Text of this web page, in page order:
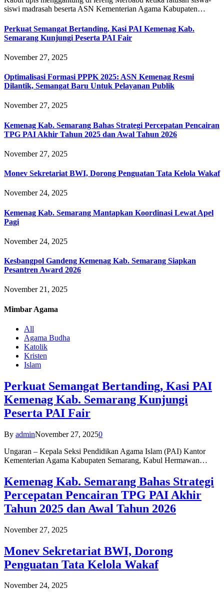
siswi madrasah beserta ASN Kementerian Agama Kabupaten…
Perkuat Semangat Bertanding, Kasi PAI Kemenag Kab.
Semarang Kunjungi Peserta PAI Fair
November 27, 2025
Optimalisasi Formasi PPPK 2025: ASN Kemenag Resmi
Dilantik, Semangat Baru Untuk Pelayanan Publik
November 27, 2025
Kemenag Kab. Semarang Bahas Strategi Percepatan Pencairan
TPG PAI Akhir Tahun 2025 dan Awal Tahun 2026
November 27, 2025
Monev Sekretariat BWI, Dorong Penguatan Tata Kelola Wakaf
November 24, 2025
Kemenag Kab. Semarang Mantapkan Koordinasi Lewat Apel
Pagi
November 24, 2025
Kesbangpol Gandeng Kemenag Kab. Semarang Siapkan
Pesantren Award 2026
November 21, 2025
Mimbar Agama
All
Agama Budha
Katolik
Kristen
Islam
Perkuat Semangat Bertanding, Kasi PAI
Kemenag Kab. Semarang Kunjungi
Peserta PAI Fair
By adminNovember 27, 20250
Ungaran – Kepala Seksi Pendidikan Agama Islam (PAI) Kantor
Kementerian Agama Kabupaten Semarang, Kabul Hermawan…
Kemenag Kab. Semarang Bahas Strategi
Percepatan Pencairan TPG PAI Akhir
Tahun 2025 dan Awal Tahun 2026
November 27, 2025
Monev Sekretariat BWI, Dorong
Penguatan Tata Kelola Wakaf
November 24, 2025